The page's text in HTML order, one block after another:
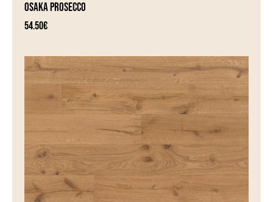
OSAKA PROSECCO
54.50€